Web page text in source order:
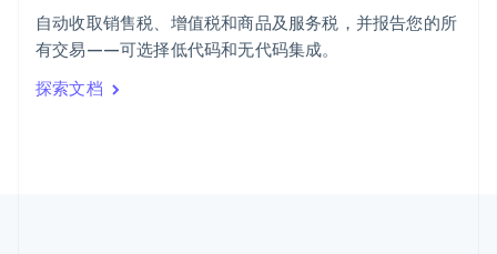
自动收取销售税、增值税和商品及服务税，并报告您的所
有交易——可选择低代码和无代码集成。
探索文档
意大利
ItalianoEnglish
印度
English